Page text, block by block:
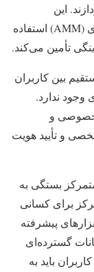
این
صرافی‌ها معمولاً از مدل‌های خودکار بازارسازی (AMM) استفاده
تأمین می‌کند.
بین کاربران
وجود ندارد.
خصوصی و
و تأیید هویت
بستگی به
برای کسانی
پیشرفته
گسترده‌ای
باید به